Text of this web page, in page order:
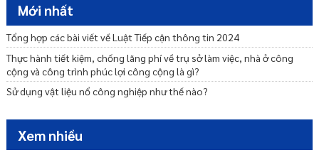
Quyền tự do báo chí, quyền tự do ngôn luận trên báo chí của công
dân được quy định ra sao?
Mới nhất
Tổng hợp các bài viết về Luật Tiếp cận thông tin 2024
Thực hành tiết kiệm, chống lãng phí về trụ sở làm việc, nhà ở công
cộng và công trình phúc lợi công cộng là gì?
Sử dụng vật liệu nổ công nghiệp như thế nào?
Xem nhiều